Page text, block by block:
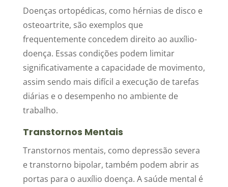
Doenças ortopédicas, como hérnias de disco e
osteoartrite, são exemplos que
frequentemente concedem direito ao auxílio-
doença. Essas condições podem limitar
significativamente a capacidade de movimento,
assim sendo mais difícil a execução de tarefas
diárias e o desempenho no ambiente de
trabalho.
Transtornos Mentais
Transtornos mentais, como depressão severa
e transtorno bipolar, também podem abrir as
portas para o auxílio doença. A saúde mental é